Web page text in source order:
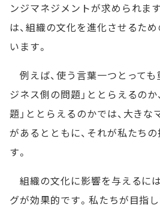
ンジマネジメントが求められま
は、組織の文化を進化させるた
います。
例えば、使う言葉一つとっても
ジネス側の問題」ととらえるのか
題」ととらえるのかでは、大き
があるとともに、それが私たち
す。
組織の文化に影響を与えるに
グが効果的です。私たちが目指